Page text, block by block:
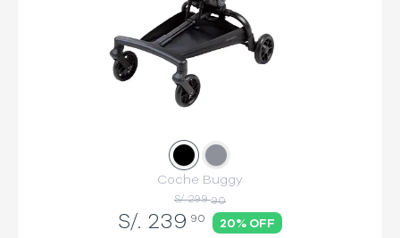
Slide 1
Slide
Coche Buggy
S/. 299 90
S/. 239 90 20% OFF